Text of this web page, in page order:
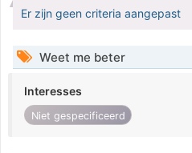
Er zijn geen criteria aangepast
Weet me beter
Interesses
Niet gespecificeerd